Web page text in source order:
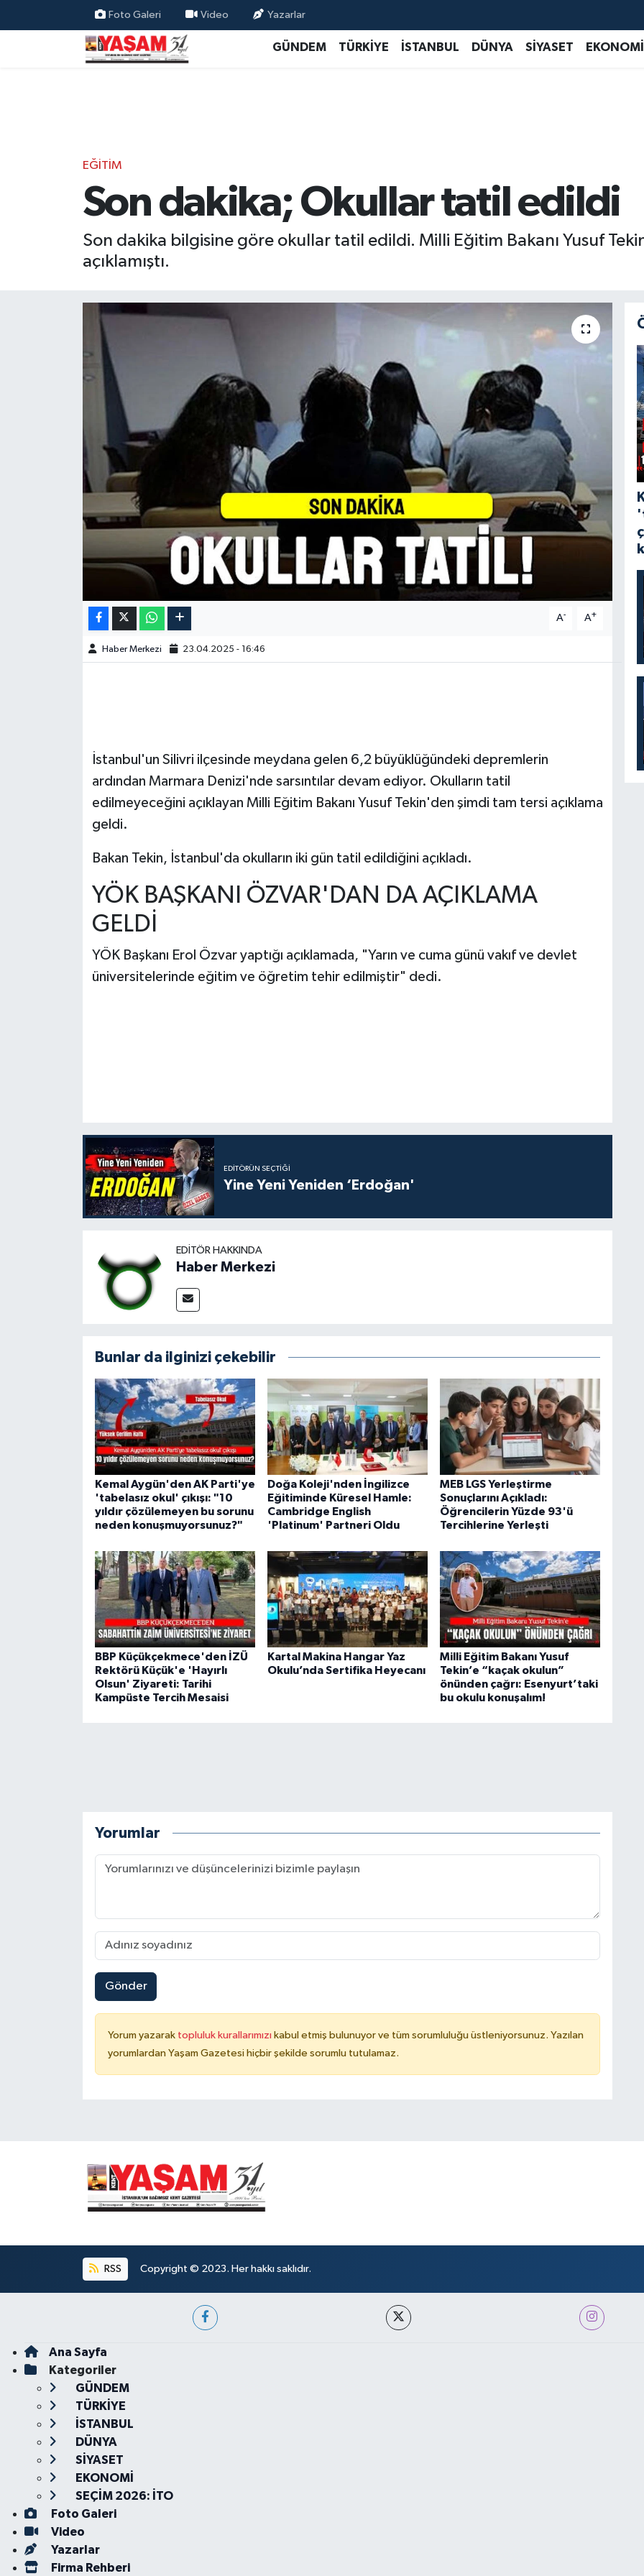
Foto Galeri Video Yazarlar
GÜNDEM TÜRKİYE İSTANBUL DÜNYA SİYASET EKONOMİ
EĞİTİM
Son dakika; Okullar tatil edildi
Son dakika bilgisine göre okullar tatil edildi. Milli Eğitim Bakanı Yusuf
açıklamıştı.
A- A+
Haber Merkezi 23.04.2025 - 16:46
İstanbul'un Silivri ilçesinde meydana gelen 6,2 büyüklüğündeki depremlerin
ardından Marmara Denizi'nde sarsıntılar devam ediyor. Okulların tatil
edilmeyeceğini açıklayan Milli Eğitim Bakanı Yusuf Tekin'den şimdi tam tersi açıklama
geldi.
Bakan Tekin, İstanbul'da okulların iki gün tatil edildiğini açıkladı.
YÖK BAŞKANI ÖZVAR'DAN DA AÇIKLAMA
GELDİ
YÖK Başkanı Erol Özvar yaptığı açıklamada, "Yarın ve cuma günü vakıf ve devlet
üniversitelerinde eğitim ve öğretim tehir edilmiştir" dedi.
EDITÖRÜN SEÇTIĞI
Yine Yeni Yeniden ‘Erdoğan'
EDITÖR HAKKINDA
Haber Merkezi
Bunlar da ilginizi çekebilir
Kemal Aygün'den AK Parti'ye
'tabelasız okul' çıkışı: "10
yıldır çözülemeyen bu sorunu
neden konuşmuyorsunuz?"
Doğa Koleji'nden İngilizce
Eğitiminde Küresel Hamle:
Cambridge English
'Platinum' Partneri Oldu
MEB LGS Yerleştirme
Sonuçlarını Açıkladı:
Öğrencilerin Yüzde 93'ü
Tercihlerine Yerleşti
BBP Küçükçekmece'den İZÜ
Rektörü Küçük'e 'Hayırlı
Olsun' Ziyareti: Tarihi
Kampüste Tercih Mesaisi
Kartal Makina Hangar Yaz
Okulu’nda Sertifika Heyecanı
Milli Eğitim Bakanı Yusuf
Tekin’e “kaçak okulun”
önünden çağrı: Esenyurt’taki
bu okulu konuşalım!
Yorumlar
Gönder
Yorum yazarak topluluk kurallarımızı kabul etmiş bulunuyor ve tüm sorumluluğu üstleniyorsunuz. Yazılan
yorumlardan Yaşam Gazetesi hiçbir şekilde sorumlu tutulamaz.
RSS Copyright © 2023. Her hakkı saklıdır.
Ana Sayfa
Kategoriler
GÜNDEM
TÜRKİYE
İSTANBUL
DÜNYA
SİYASET
EKONOMİ
SEÇİM 2026: İTO
Foto Galeri
Video
Yazarlar
Firma Rehberi